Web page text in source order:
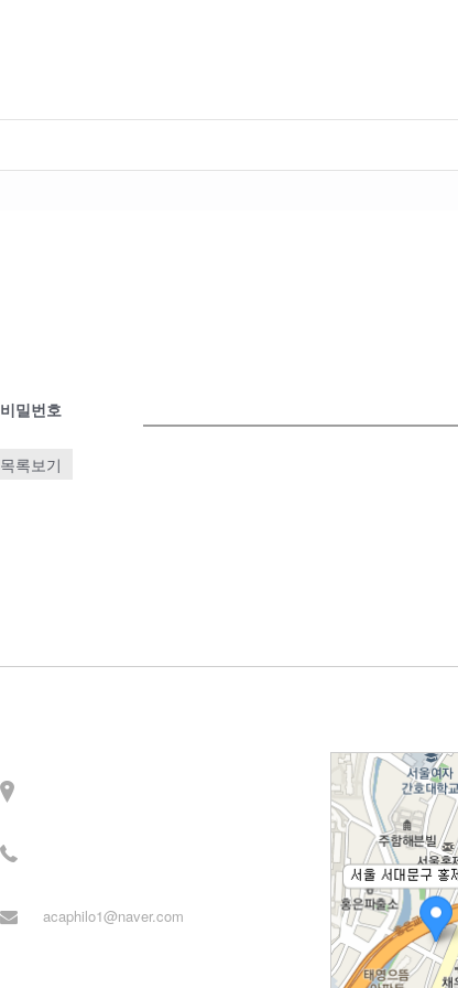
비밀번호
목록보기
acaphilo1@naver.com